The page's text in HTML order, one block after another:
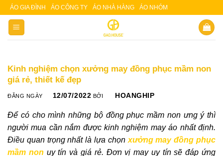
Skip
content
ÁO GIA ĐÌNH ÁO CÔNG TY ÁO NHÀ HÀNG ÁO NHÓM
Kinh nghiệm chọn xưởng may đồng phục mầm non
giá rẻ, thiết kế đẹp
ĐĂNG NGÀY 12/07/2022 BỞI HOANGHIP
Để có cho mình những bộ đồng phục mầm non ưng ý thì
người mua cần nắm được kinh nghiệm may áo nhất định.
Điều quan trọng nhất là lựa chọn xưởng may đồng phục
mầm non uy tín và giá rẻ. Đơn vị may uy tín sẽ đáp ứng